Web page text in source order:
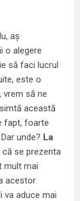
aș
o alegere
să faci lucrul
este o
vrem să ne
această
fapt, foarte
unde? La
că se prezenta
mult mai
acestor
va aduce mai